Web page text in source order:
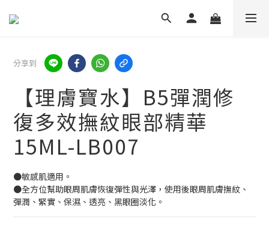
分享到
【理膚寶水】B5彈潤修
復多效撫紋眼部精華
15ML-LB007
●敏感肌適用。
●全方位幫助眼周肌膚恢復彈性與光澤，使用後眼周肌膚撫紋、
彈潤、緊實、保濕、透亮、黑眼圈淡化。